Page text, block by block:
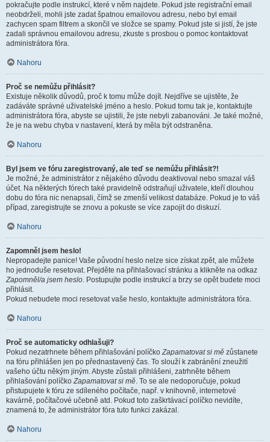
pokračujte podle instrukcí, které v něm najdete. Pokud jste registrační email
neobdrželi, mohli jste zadat špatnou emailovou adresu, nebo byl email
zachycen spam filtrem a skončil ve složce se spamy. Pokud jste si jistí, že jste
zadali správnou emailovou adresu, zkuste s prosbou o pomoc kontaktovat
administrátora fóra.
Nahoru
Proč se nemůžu přihlásit?
Existuje několik důvodů, proč k tomu může dojít. Nejdříve se ujistěte, že
zadáváte správné uživatelské jméno a heslo. Pokud tomu tak je, kontaktujte
administrátora fóra, abyste se ujistili, že jste nebyli zabanováni. Je také možné,
že je na webu chyba v nastavení, která by měla být odstraněna.
Nahoru
Byl jsem ve fóru zaregistrovaný, ale teď se nemůžu přihlásit?!
Je možné, že administrátor z nějakého důvodu deaktivoval nebo smazal váš
účet. Na některých fórech také pravidelně odstraňují uživatele, kteří dlouhou
dobu do fóra nic nenapsali, čímž se zmenší velikost databáze. Pokud je to váš
případ, zaregistrujte se znovu a pokuste se více zapojit do diskuzí.
Nahoru
Zapomněl jsem heslo!
Nepropadejte panice! Vaše původní heslo nelze sice získat zpět, ale můžete
ho jednoduše resetovat. Přejděte na přihlašovací stránku a klikněte na odkaz
Zapomněl/a jsem heslo. Postupujte podle instrukcí a brzy se opět budete moci
přihlásit.
Pokud nebudete moci resetovat vaše heslo, kontaktujte administrátora fóra.
Nahoru
Proč se automaticky odhlašuji?
Pokud nezatrhnete během přihlašování políčkoZapamatovat si mě zůstanete
na fóru přihlášen jen po přednastavený čas. To slouží k zabránění zneužití
vašeho účtu někým jiným. Abyste zůstali přihlášeni, zatrhněte během
přihlašování políčkoZapamatovat si mě. To se ale nedoporučuje, pokud
přistupujete k fóru ze sdíleného počítače, např. v knihovně, internetové
kavárně, počítačové učebně atd. Pokud toto zaškrtávací políčko nevidíte,
znamená to, že administrátor fóra tuto funkci zakázal.
Nahoru